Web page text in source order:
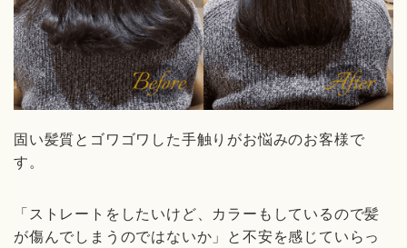
固い髪質とゴワゴワした手触りがお悩みのお客様で
す。
「ストレートをしたいけど、カラーもしているので髪
が傷んでしまうのではないか」と不安を感じていらっ